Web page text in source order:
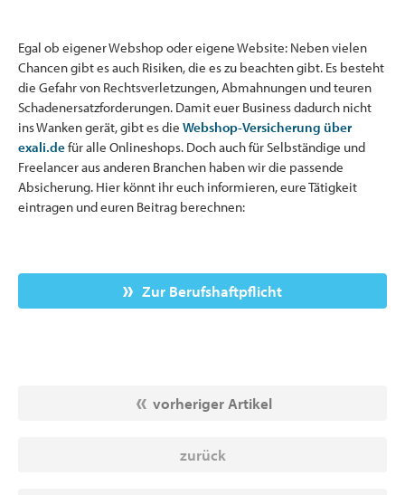
Egal ob eigener Webshop oder eigene Website: Neben vielen
Chancen gibt es auch Risiken, die es zu beachten gibt. Es besteht
die Gefahr von Rechtsverletzungen, Abmahnungen und teuren
Schadenersatzforderungen. Damit euer Business dadurch nicht
ins Wanken gerät, gibt es die Webshop-Versicherung über
exali.defür alle Onlineshops. Doch auch für Selbständige und
Freelancer aus anderen Branchen haben wir die passende
Absicherung. Hier könnt ihr euch informieren, eure Tätigkeit
eintragen und euren Beitrag berechnen:
Zur Berufshaftpflicht
vorheriger Artikel
zurück